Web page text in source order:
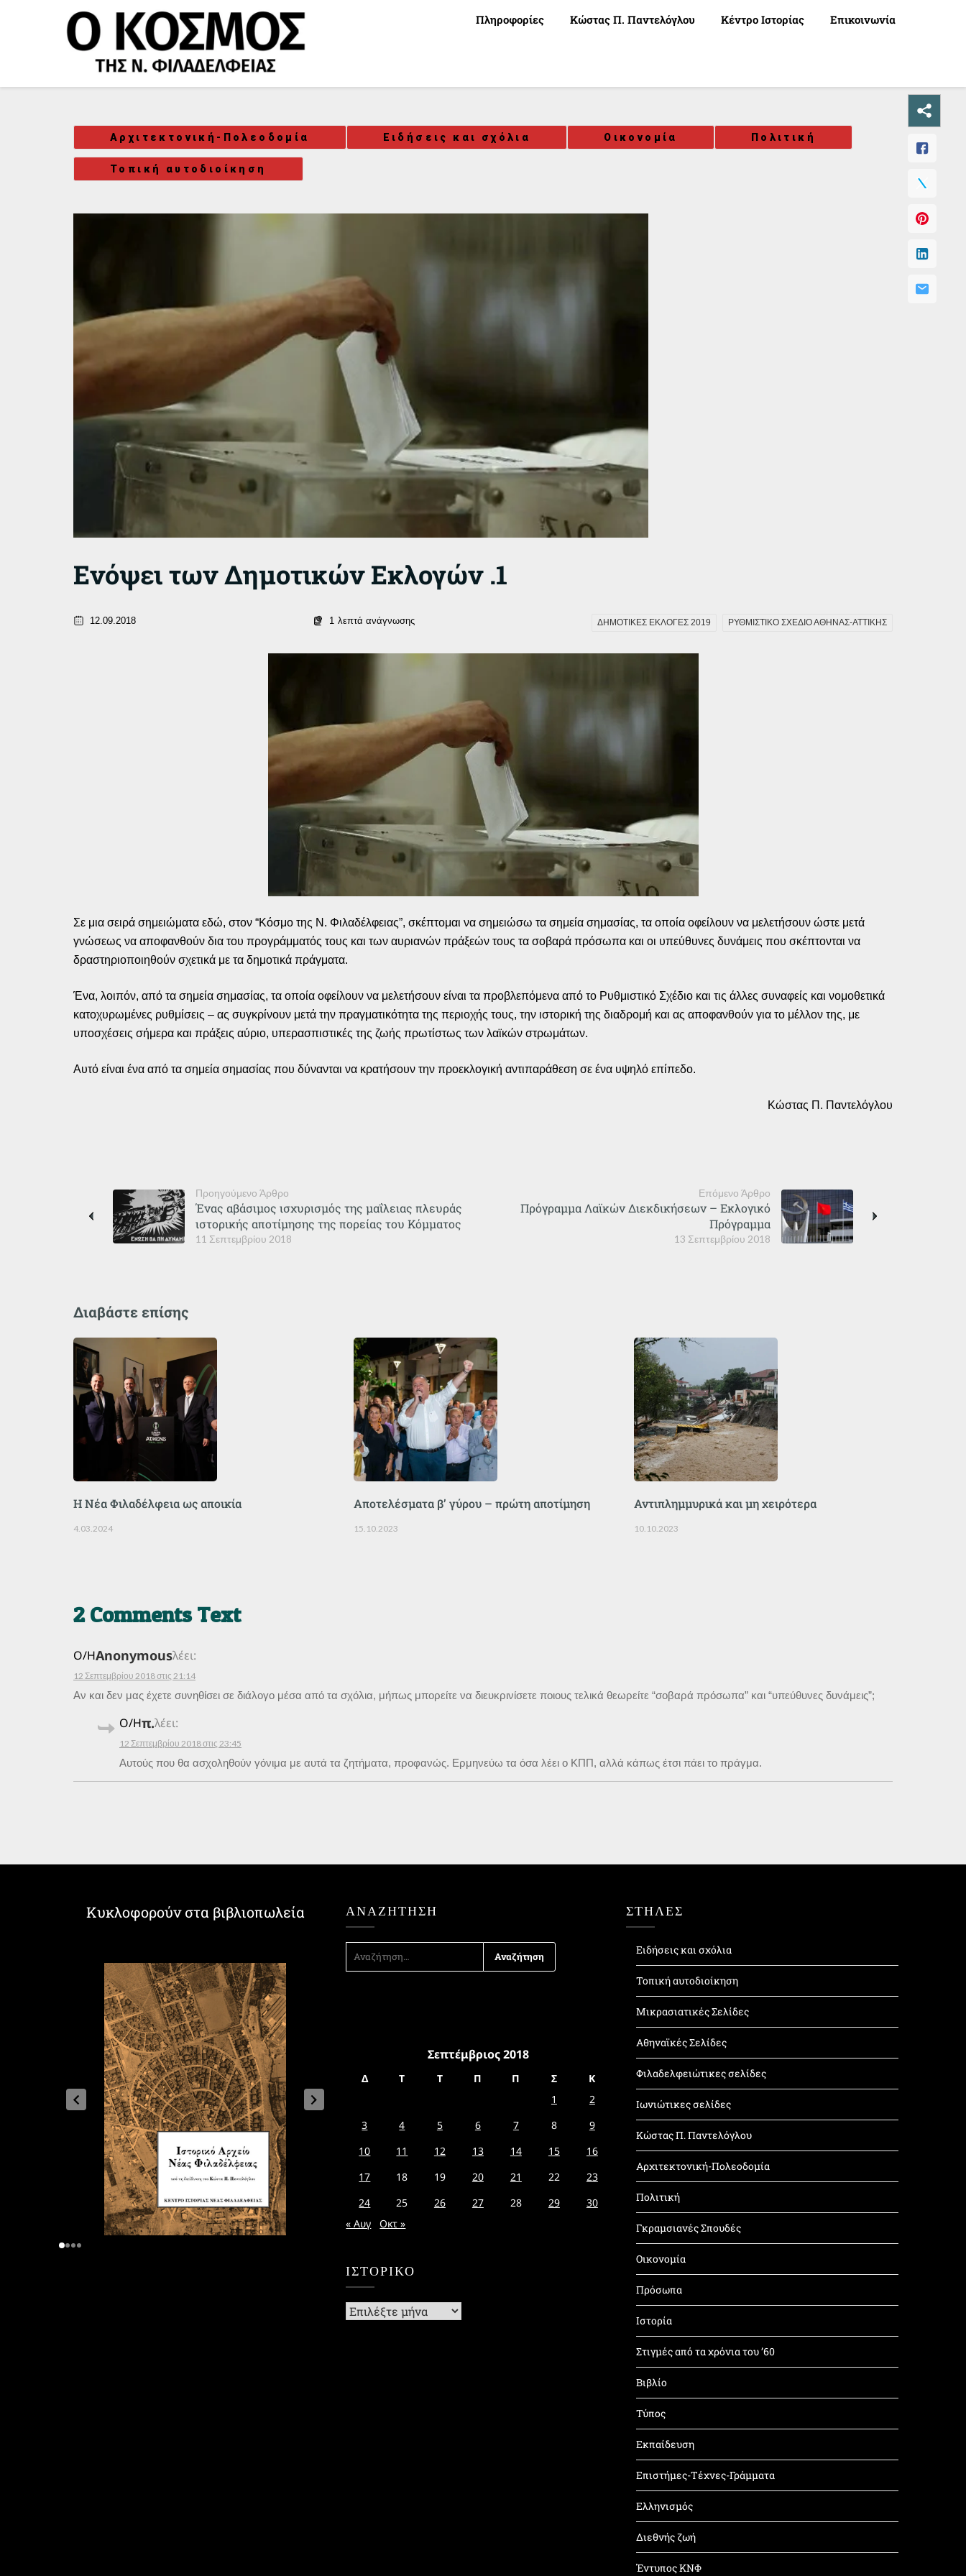
Πληροφορίες Κώστας Π. Παντελόγλου Κέντρο Ιστορίας Επικοινωνία
Αρχιτεκτονική-Πολεοδομία Ειδήσεις και σχόλια Οικονομία Πολιτική
Τοπική αυτοδιοίκηση
Ενόψει των Δημοτικών Εκλογών .1
12.09.2018 1 λεπτά ανάγνωσης ΔΗΜΟΤΙΚΕΣ ΕΚΛΟΓΕΣ 2019 ΡΥΘΜΙΣΤΙΚΟ ΣΧΕΔΙΟ ΑΘΗΝΑΣ-ΑΤΤΙΚΗΣ
Σε μια σειρά σημειώματα εδώ, στον “Κόσμο της Ν. Φιλαδέλφειας”, σκέπτομαι να σημειώσω τα σημεία σημασίας, τα οποία οφείλουν να μελετήσουν ώστε μετά
γνώσεως να αποφανθούν δια του προγράμματός τους και των αυριανών πράξεών τους τα σοβαρά πρόσωπα και οι υπεύθυνες δυνάμεις που σκέπτονται να
δραστηριοποιηθούν σχετικά με τα δημοτικά πράγματα.
Ένα, λοιπόν, από τα σημεία σημασίας, τα οποία οφείλουν να μελετήσουν είναι τα προβλεπόμενα από το Ρυθμιστικό Σχέδιο και τις άλλες συναφείς και νομοθετικά
κατοχυρωμένες ρυθμίσεις – ας συγκρίνουν μετά την πραγματικότητα της περιοχής τους, την ιστορική της διαδρομή και ας αποφανθούν για το μέλλον της, με
υποσχέσεις σήμερα και πράξεις αύριο, υπερασπιστικές της ζωής πρωτίστως των λαϊκών στρωμάτων.
Αυτό είναι ένα από τα σημεία σημασίας που δύνανται να κρατήσουν την προεκλογική αντιπαράθεση σε ένα υψηλό επίπεδο.
Κώστας Π. Παντελόγλου
Προηγούμενο Άρθρο
11 Σεπτεμβρίου 2018
Ένας αβάσιμος ισχυρισμός της μαΐλειας πλευράς
ιστορικής αποτίμησης της πορείας του Κόμματος
Επόμενο Άρθρο
13 Σεπτεμβρίου 2018
Πρόγραμμα Λαϊκών Διεκδικήσεων – Εκλογικό
Πρόγραμμα
Διαβάστε επίσης
Η Νέα Φιλαδέλφεια ως αποικία
4.03.2024
Αποτελέσματα β’ γύρου – πρώτη αποτίμηση
15.10.2023
Αντιπλημμυρικά και μη χειρότερα
10.10.2023
2 Comments Text
Ο/ΗAnonymousλέει:
12 Σεπτεμβρίου 2018 στις 21:14
Αν και δεν μας έχετε συνηθίσει σε διάλογο μέσα από τα σχόλια, μήπως μπορείτε να διευκρινίσετε ποιους τελικά θεωρείτε “σοβαρά πρόσωπα” και “υπεύθυνες δυνάμεις”;
Ο/Ηπ.λέει:
12 Σεπτεμβρίου 2018 στις 23:45
Αυτούς που θα ασχοληθούν γόνιμα με αυτά τα ζητήματα, προφανώς. Ερμηνεύω τα όσα λέει ο ΚΠΠ, αλλά κάπως έτσι πάει το πράγμα.
Κυκλοφορούν στα βιβλιοπωλεία ΑΝΑΖΉΤΗΣΗ
ΑΝΑΖΉΤΗΣΗ
ΓΙΑ:
Σεπτέμβριος 2018
Δ Τ Τ Π Π Σ
Κ
1
2
3
4 5 6 7 8
9
10
11 12 13 14 15
16
17
18 19 20 21 22
23
24
25 26 27 28 29
30
« Αυγ
Οκτ »
ΙΣΤΟΡΙΚΌ
Ιστορικό
ΣΤΗΛΕΣ
Ειδήσεις και σχόλια
Τοπική αυτοδιοίκηση
Μικρασιατικές Σελίδες
Αθηναϊκές Σελίδες
Φιλαδελφειώτικες σελίδες
Ιωνιώτικες σελίδες
Κώστας Π. Παντελόγλου
Αρχιτεκτονική-Πολεοδομία
Πολιτική
Γκραμσιανές Σπουδές
Οικονομία
Πρόσωπα
Ιστορία
Στιγμές από τα χρόνια του ’60
Βιβλίο
Τύπος
Εκπαίδευση
Επιστήμες-Τέχνες-Γράμματα
Ελληνισμός
Διεθνής ζωή
Έντυπος ΚΝΦ